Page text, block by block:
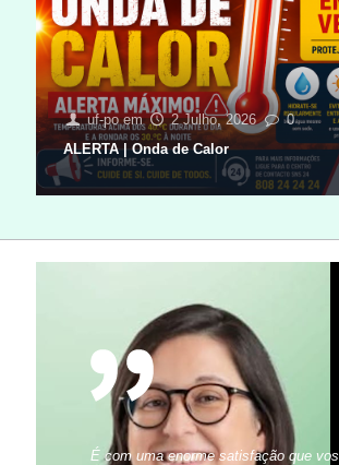
uf-po em 2 Julho, 2026
0
ALERTA | Onda de Calor
É com uma enorme satisfação que vos